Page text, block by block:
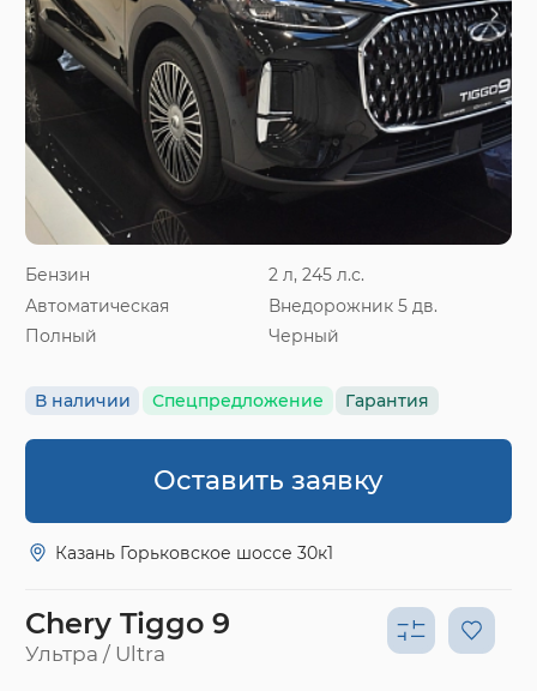
Бензин
2 л, 245 л.с.
Автоматическая
Внедорожник 5 дв.
Полный
Черный
В наличии Спецпредложение Гарантия
Оставить заявку
Казань Горьковское шоссе 30к1
Chery Tiggo 9
Ультра / Ultra